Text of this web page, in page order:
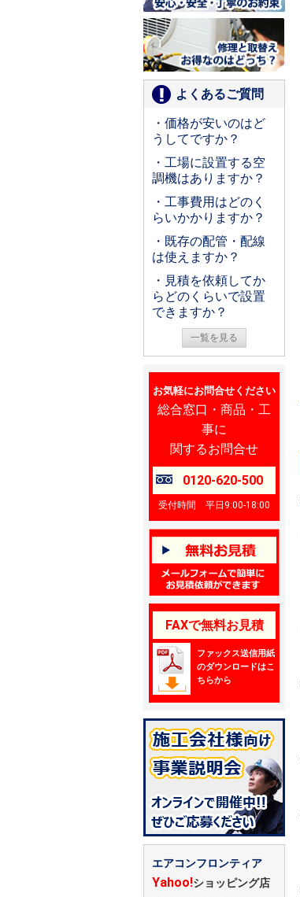
よくあるご質問
・価格が安いのはど
うしてですか？
・工場に設置する空
調機はありますか？
・工事費用はどのく
らいかかりますか？
・既存の配管・配線
は使えますか？
・見積を依頼してか
らどのくらいで設置
できますか？
一覧を見る
お気軽にお問合せください
総合窓口・商品・工
事に
関するお問合せ
0120-620-500
受付時間 平日9:00-18:00
FAXで無料お見積
ファックス送信用紙
のダウンロードはこ
ちらから
エアコンフロンティア
Yahoo!ショッピング店